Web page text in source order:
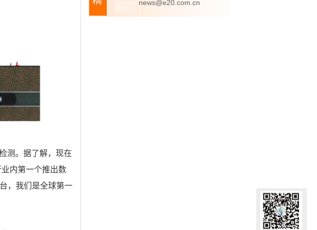
测。据了解，现在
内第一个推出数
，我们是全球第一
news@e20.com.cn